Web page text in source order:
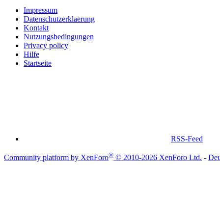
Impressum
Datenschutzerklaerung
Kontakt
Nutzungsbedingungen
Privacy policy
Hilfe
Startseite
RSS-Feed
Community platform by XenForo® © 2010-2026 XenForo Ltd. -